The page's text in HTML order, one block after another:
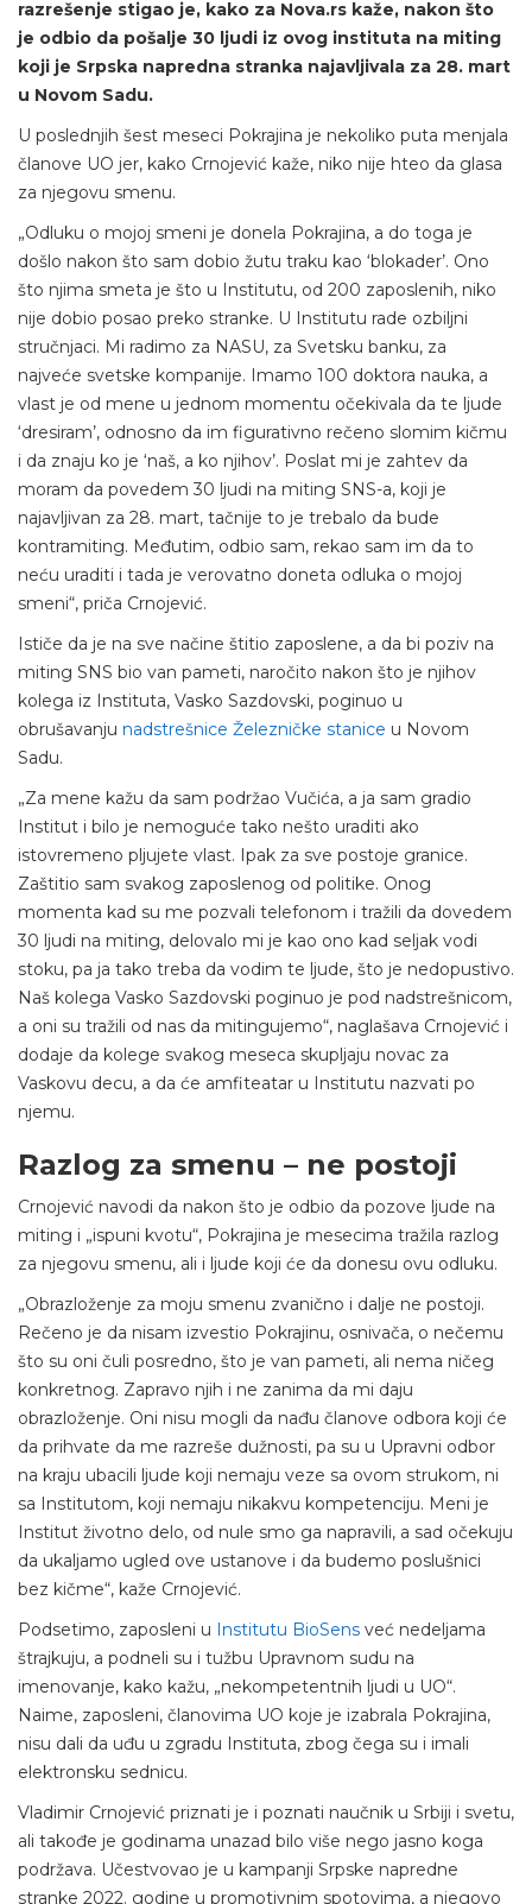
razrešenje stigao je, kako za Nova.rs kaže, nakon što
je odbio da pošalje 30 ljudi iz ovog instituta na miting
koji je Srpska napredna stranka najavljivala za 28. mart
u Novom Sadu.
U poslednjih šest meseci Pokrajina je nekoliko puta menjala
članove UO jer, kako Crnojević kaže, niko nije hteo da glasa
za njegovu smenu.
„Odluku o mojoj smeni je donela Pokrajina, a do toga je
došlo nakon što sam dobio žutu traku kao ‘blokader’. Ono
što njima smeta je što u Institutu, od 200 zaposlenih, niko
nije dobio posao preko stranke. U Institutu rade ozbiljni
stručnjaci. Mi radimo za NASU, za Svetsku banku, za
najveće svetske kompanije. Imamo 100 doktora nauka, a
vlast je od mene u jednom momentu očekivala da te ljude
‘dresiram’, odnosno da im figurativno rečeno slomim kičmu
i da znaju ko je ‘naš, a ko njihov’. Poslat mi je zahtev da
moram da povedem 30 ljudi na miting SNS-a, koji je
najavljivan za 28. mart, tačnije to je trebalo da bude
kontramiting. Međutim, odbio sam, rekao sam im da to
neću uraditi i tada je verovatno doneta odluka o mojoj
smeni“, priča Crnojević.
Ističe da je na sve načine štitio zaposlene, a da bi poziv na
miting SNS bio van pameti, naročito nakon što je njihov
kolega iz Instituta, Vasko Sazdovski, poginuo u
obrušavanju nadstrešnice Železničke stanice u Novom
Sadu.
„Za mene kažu da sam podržao Vučića, a ja sam gradio
Institut i bilo je nemoguće tako nešto uraditi ako
istovremeno pljujete vlast. Ipak za sve postoje granice.
Zaštitio sam svakog zaposlenog od politike. Onog
momenta kad su me pozvali telefonom i tražili da dovedem
30 ljudi na miting, delovalo mi je kao ono kad seljak vodi
stoku, pa ja tako treba da vodim te ljude, što je nedopustivo.
Naš kolega Vasko Sazdovski poginuo je pod nadstrešnicom,
a oni su tražili od nas da mitingujemo“, naglašava Crnojević i
dodaje da kolege svakog meseca skupljaju novac za
Vaskovu decu, a da će amfiteatar u Institutu nazvati po
njemu.
Razlog za smenu – ne postoji
Crnojević navodi da nakon što je odbio da pozove ljude na
miting i „ispuni kvotu“, Pokrajina je mesecima tražila razlog
za njegovu smenu, ali i ljude koji će da donesu ovu odluku.
„Obrazloženje za moju smenu zvanično i dalje ne postoji.
Rečeno je da nisam izvestio Pokrajinu, osnivača, o nečemu
što su oni čuli posredno, što je van pameti, ali nema ničeg
konkretnog. Zapravo njih i ne zanima da mi daju
obrazloženje. Oni nisu mogli da nađu članove odbora koji će
da prihvate da me razreše dužnosti, pa su u Upravni odbor
na kraju ubacili ljude koji nemaju veze sa ovom strukom, ni
sa Institutom, koji nemaju nikakvu kompetenciju. Meni je
Institut životno delo, od nule smo ga napravili, a sad očekuju
da ukaljamo ugled ove ustanove i da budemo poslušnici
bez kičme“, kaže Crnojević.
Podsetimo, zaposleni u Institutu BioSens već nedeljama
štrajkuju, a podneli su i tužbu Upravnom sudu na
imenovanje, kako kažu, „nekompetentnih ljudi u UO“.
Naime, zaposleni, članovima UO koje je izabrala Pokrajina,
nisu dali da uđu u zgradu Instituta, zbog čega su i imali
elektronsku sednicu.
Vladimir Crnojević priznati je i poznati naučnik u Srbiji i svetu,
ali takođe je godinama unazad bilo više nego jasno koga
podržava. Učestvovao je u kampanji Srpske napredne
stranke 2022. godine u promotivnim spotovima, a njegovo